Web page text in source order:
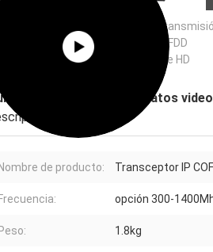
de imagen :
Punto a la
datos video de múltiples puntos FDD
300-1400MHz de la corriente HD
a la transmisión de datos
Nombre de producto: Transceptor IP
Frecuencia: opción 300-
Peso: 1.8kg